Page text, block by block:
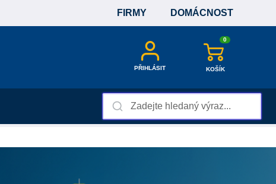
FIRMY DOMÁCNOST
PŘIHLÁSIT
0
KOŠÍK